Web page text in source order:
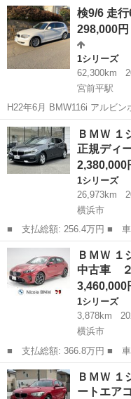
検9/6 走
298,000円
1シリーズ
62,300km
宮前平駅
H22年6月 BMW116i アルビンホワイト マニュアルモード付6AT AAC
キーレスエントリー(スペア1
ナビ/TV/ETC/燃費計 保証書
神奈川 川崎市
ＢＭＷ
正規ディ
2,380,000
1シリーズ
26,973km
横浜市
■ 支払総額: 256.4万円 ■ 車両本体価格： 2,380,000 円 ■ メーカ
ー名： ＢＭＷ ■ 車種名：
ｄ プレイ 【全国正規ディ
限】１６Ａ...
神奈川 横浜市
ＢＭＷ
中古車
3,460,000
1シリーズ
3,878km
横浜市
■ 支払総額: 366.8万円 ■ 車両本体価格： 3,460,000 円 ■ メーカ
ー名： ＢＭＷ ■ 車種名：
０ Ｍスポーツ 認定中古車
イ １８イン...
神奈川 横浜市
ＢＭＷ
ートエア